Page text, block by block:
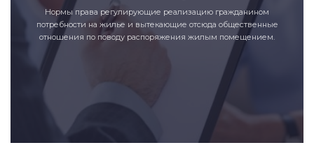
Нормы права регулирующие реализацию гражданином
потребности на жилье и вытекающие отсюда общественные
отношения по поводу распоряжения жилым помещением.